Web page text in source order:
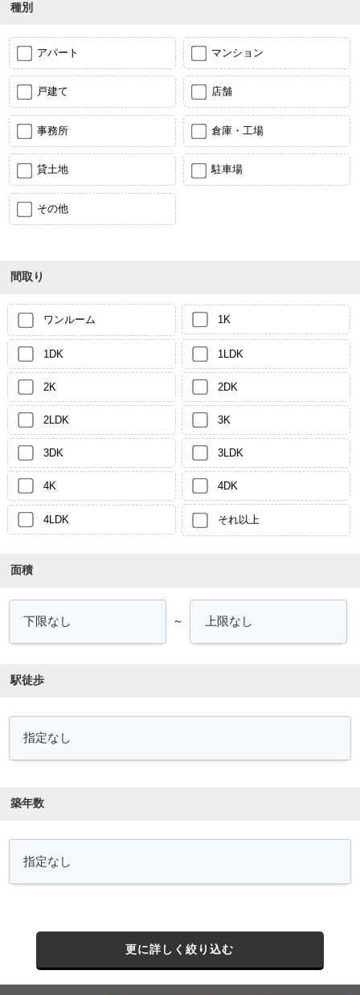
種別
アパート マンション
戸建て 店舗
事務所 倉庫・工場
貸土地 駐車場
その他
間取り
ワンルーム 1K
1DK 1LDK
2K 2DK
2LDK 3K
3DK 3LDK
4K 4DK
4LDK それ以上
面積
～
駅徒歩
築年数
更に詳しく絞り込む